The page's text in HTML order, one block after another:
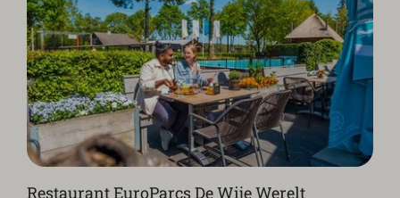
Restaurant EuroParcs De Wije Werelt